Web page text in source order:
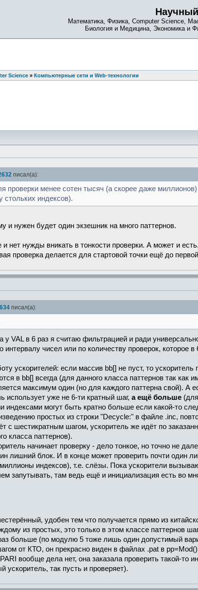
Математика, Физика, Computer Science,
Биология и Медицина, Экономика и
Science » Компьютерные сети и Web-технологии
писал(а):
проверки менее сотен тысяч (а скорее даже
стольких индексов).
и нужен будет один экзешник на много паттернов.
нет нужды вникать в тонкости проверки. А может и
проверка делается для стартовой точки ещё до
писал(а):
у VAL в 6 раз я считаю фильтрацией и ради
интервалу чисел или по количеству проверок, которое
ускорителей: если массив bb[] не пуст, то
в bb[] всегда (для данного класса паттернов так
максимум один (но для каждого паттерна свой).
использует уже не 6-ти кратный шаг, а ещё больше
индексами могут быть кратно больше если какой-то
простых из строки "Decycle:" в файле .inc,
с шестикратным шагом, ускоритель же идёт по
класса паттернов).
начинает проверку - дело тонкое, но точно не
лишний блок. И в конце может проверить почти один
миллионы индексов), т.е. слёзы. Пока ускорители
запутывать, там ведь ещё и инициализация есть во
удобен тем что получается прямо из
из простых, это только в этом классе паттернов
больше (по модулю 5 тоже лишь один допустимый
от КТО, он прекрасно виден в файлах .pat в
вообще дела нет, она заказала проверить такой-
ускоритель, так пусть и проверяет).